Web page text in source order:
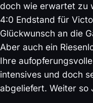
doch wie erwartet zu
4:0 Endstand für
Glückwunsch an die
Aber auch ein
Ihre
intensives und doch
abgeliefert. Weiter so